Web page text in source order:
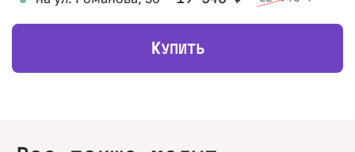
КУПИТЬ